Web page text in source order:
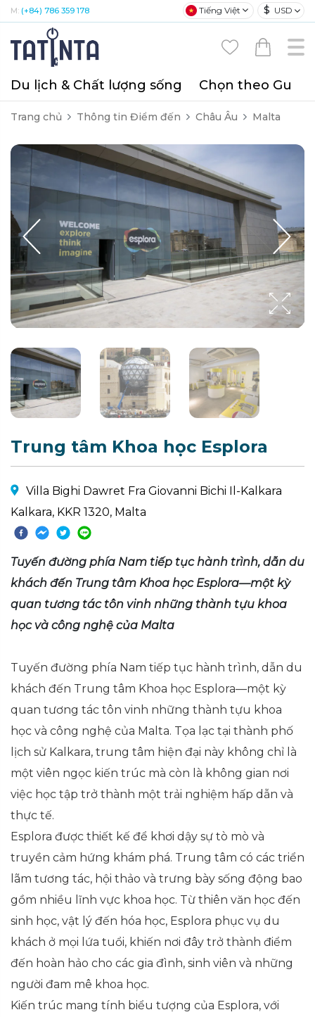
M: (+84) 786 359 178 Tiếng Việt $ USD
Du lịch & Chất lượng sống Chọn theo Gu
Trang chủ Thông tin Điểm đến Châu Âu Malta
Trung tâm Khoa học Esplora
Villa Bighi Dawret Fra Giovanni Bichi Il-Kalkara
Kalkara, KKR 1320, Malta
Tuyến đường phía Nam tiếp tục hành trình, dẫn du
khách đến Trung tâm Khoa học Esplora—một kỳ
quan tương tác tôn vinh những thành tựu khoa
học và công nghệ của Malta
Tuyến đường phía Nam tiếp tục hành trình, dẫn du
khách đến Trung tâm Khoa học Esplora—một kỳ
quan tương tác tôn vinh những thành tựu khoa
học và công nghệ của Malta. Tọa lạc tại thành phố
lịch sử Kalkara, trung tâm hiện đại này không chỉ là
một viên ngọc kiến trúc mà còn là không gian nơi
việc học tập trở thành một trải nghiệm hấp dẫn và
thực tế.
Esplora được thiết kế để khơi dậy sự tò mò và
truyền cảm hứng khám phá. Trung tâm có các triển
lãm tương tác, hội thảo và trưng bày sống động bao
gồm nhiều lĩnh vực khoa học. Từ thiên văn học đến
sinh học, vật lý đến hóa học, Esplora phục vụ du
khách ở mọi lứa tuổi, khiến nơi đây trở thành điểm
đến hoàn hảo cho các gia đình, sinh viên và những
người đam mê khoa học.
Kiến trúc mang tính biểu tượng của Esplora, với